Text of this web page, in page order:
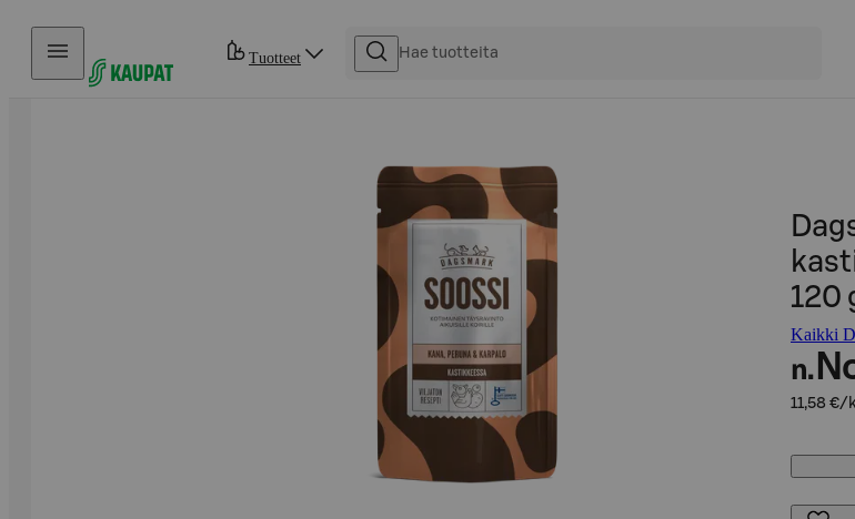
Hyppää sisältöön
Tuotteet
120
Kaikki
n.
11,58 €/